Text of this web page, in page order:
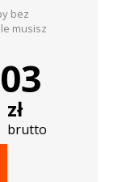
bez
musisz
zł
brutto